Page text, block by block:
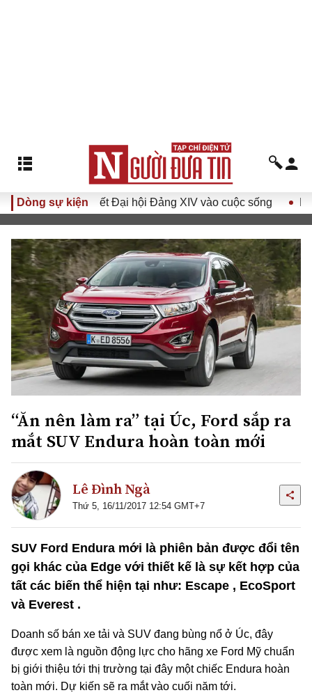
Dòng sự kiện
Nghị quyết Đại hội Đảng XIV vào cuộc sống Hướng
“Ăn nên làm ra” tại Úc, Ford sắp ra
mắt SUV Endura hoàn toàn mới
Lê Đình Ngà
Thứ 5, 16/11/2017 12:54 GMT+7
SUV Ford Endura mới là phiên bản được đổi tên
gọi khác của Edge với thiết kế là sự kết hợp của
tất các biến thể hiện tại như: Escape , EcoSport
và Everest .
Doanh số bán xe tải và SUV đang bùng nổ ở Úc, đây
được xem là nguồn động lực cho hãng xe Ford Mỹ chuẩn
bị giới thiệu tới thị trường tại đây một chiếc Endura hoàn
toàn mới. Dự kiến sẽ ​​ra mắt vào cuối năm tới.